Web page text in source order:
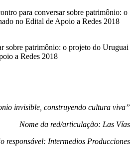
para conversar sobre patrimônio: o
no Edital de Apoio a Redes 2018
sobre patrimônio: o projeto do Uruguai
a Redes 2018
invisible, construyendo cultura viva”
Nome da red/articulação: Las Vías
responsável: Intermedios Producciones